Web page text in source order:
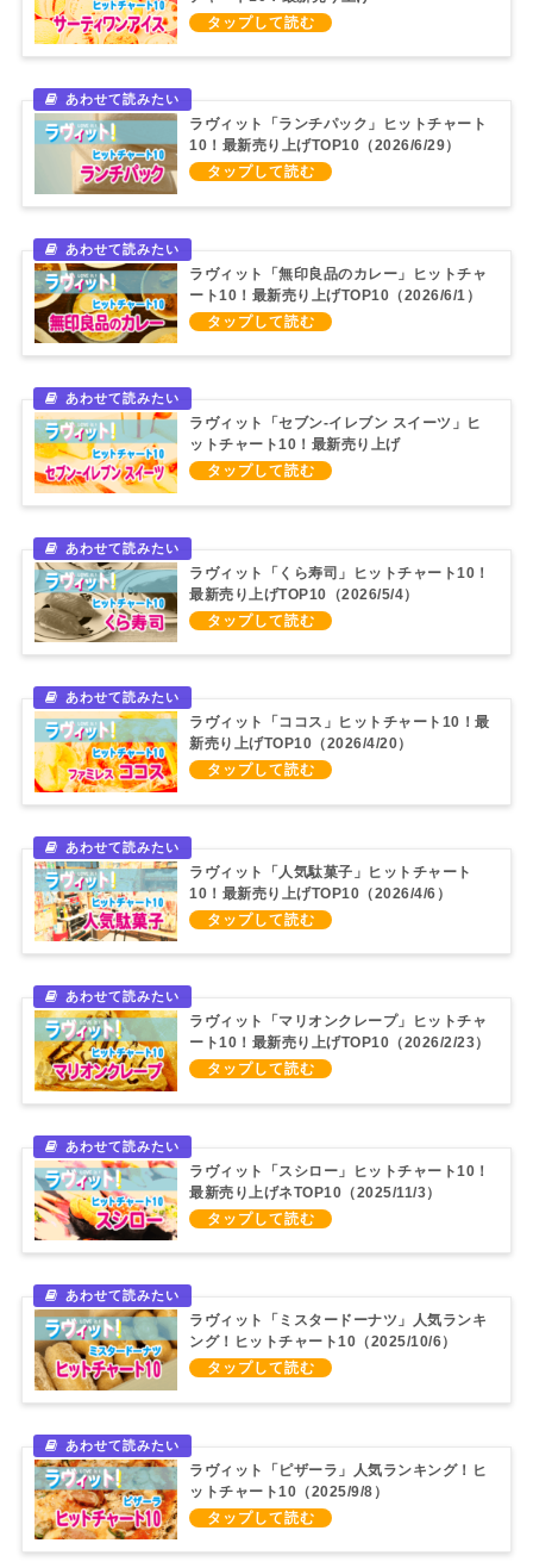
TOP10（2026/7/20）
ラヴィット「ランチパック」ヒットチャート
10！最新売り上げTOP10（2026/6/29）
ラヴィット「無印良品のカレー」ヒットチャ
ート10！最新売り上げTOP10（2026/6/1）
ラヴィット「セブン‐イレブン スイーツ」ヒ
ットチャート10！最新売り上げ
TOP10（2026/5/11）
ラヴィット「くら寿司」ヒットチャート10！
最新売り上げTOP10（2026/5/4）
ラヴィット「ココス」ヒットチャート10！最
新売り上げTOP10（2026/4/20）
ラヴィット「人気駄菓子」ヒットチャート
10！最新売り上げTOP10（2026/4/6）
ラヴィット「マリオンクレープ」ヒットチャ
ート10！最新売り上げTOP10（2026/2/23）
ラヴィット「スシロー」ヒットチャート10！
最新売り上げネTOP10（2025/11/3）
ラヴィット「ミスタードーナツ」人気ランキ
ング！ヒットチャート10（2025/10/6）
ラヴィット「ピザーラ」人気ランキング！ヒ
ットチャート10（2025/9/8）